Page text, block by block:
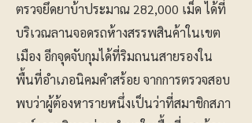
ตรวจยึดยาบ้าประมาณ 282,000 เม็ด ได้ที่
บริเวณลานจอดรถห้างสรรพสินค้าในเขต
เมือง อีกจุดจับกุมได้ที่ริมถนนสายรองใน
พื้นที่อำเภอนิคมคำสร้อย จากการตรวจสอบ
พบว่าผู้ต้องหารายหนึ่งเป็นว่าที่สมาชิกสภา